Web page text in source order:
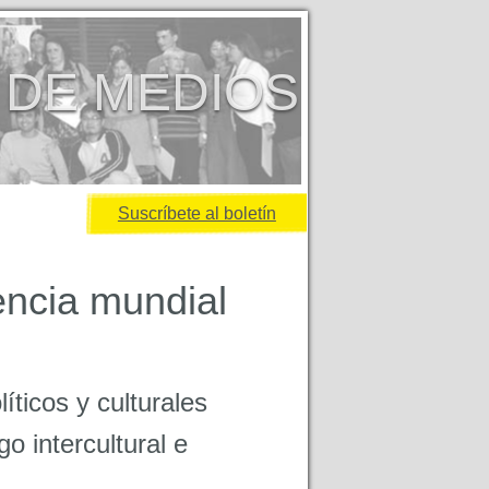
MEDIOS
Suscríbete al boletín
mundial
y culturales
intercultural e